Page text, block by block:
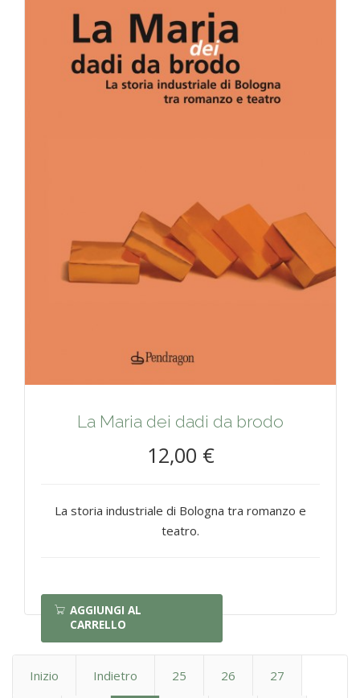
La Maria dei dadi da brodo
12,00 €
La storia industriale di Bologna tra romanzo e
teatro.
AGGIUNGI AL
CARRELLO
Inizio Indietro 25 26 27